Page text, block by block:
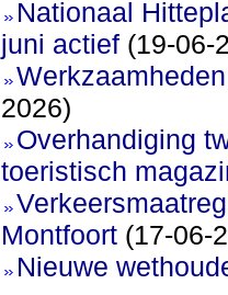
Nationaal
juni actief(19-06-
2026)
Overhandiging
toeristisch
Montfoort(17-06-
Nieuwe